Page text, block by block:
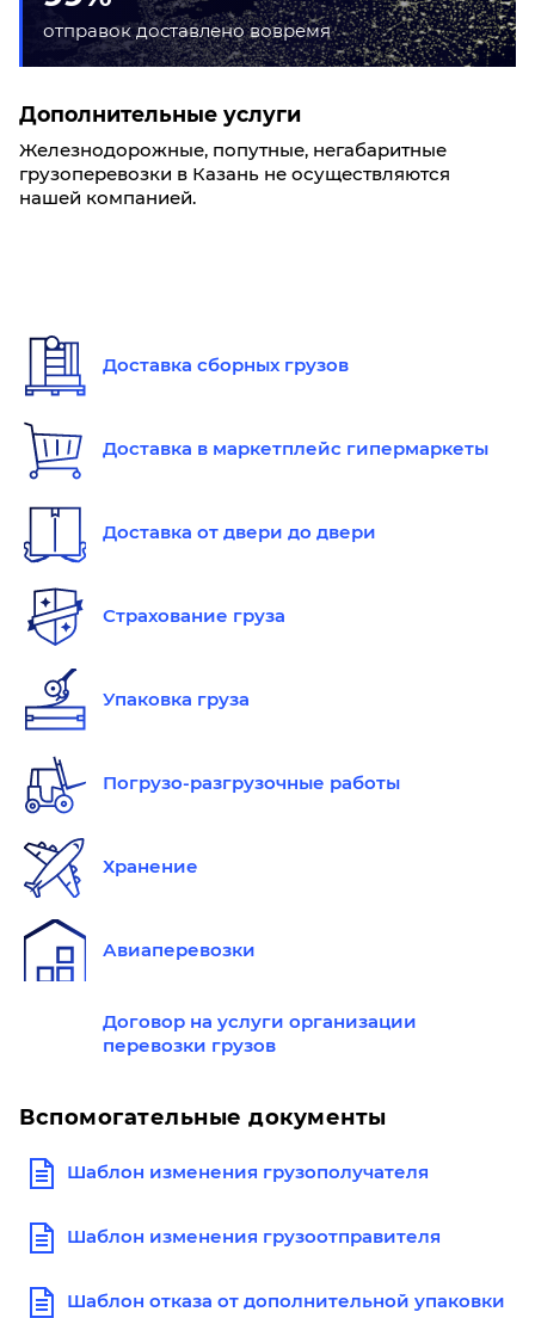
отправок доставлено вовремя
Дополнительные услуги
Железнодорожные, попутные, негабаритные
грузоперевозки в Казань не осуществляются
нашей компанией.
Доставка сборных грузов
Доставка в маркетплейс гипермаркеты
Доставка от двери до двери
Страхование груза
Упаковка груза
Погрузо-разгрузочные работы
Хранение
Авиаперевозки
Договор на услуги организации
перевозки грузов
Вспомогательные документы
Шаблон изменения грузополучателя
Шаблон изменения грузоотправителя
Шаблон отказа от дополнительной упаковки